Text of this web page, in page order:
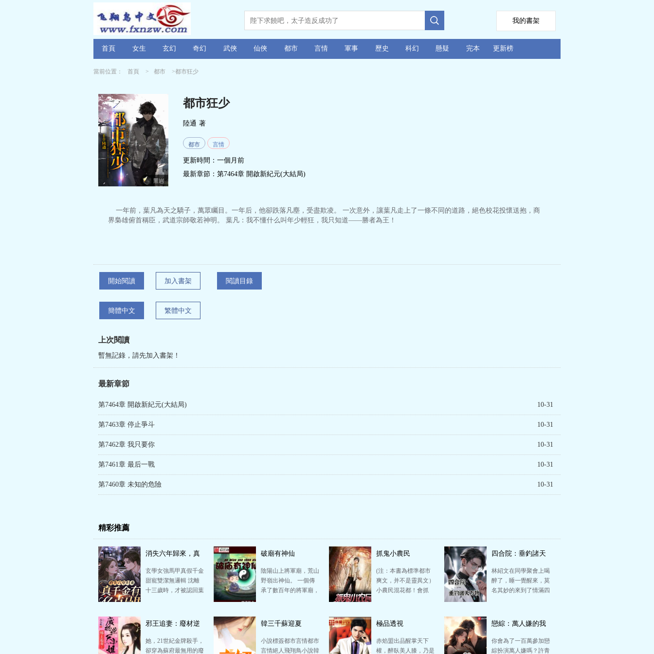
我的書架
首頁 女生 玄幻 奇幻 武俠 仙俠 都市 言情 軍事 歷史 科幻 懸疑 完本 更新榜
當前位置： 首頁 > 都市 >都市狂少
都市狂少
陸通 著
都市 言情
更新時間：一個月前
最新章節： 第7464章 開啟新紀元(大結局)
一年前，葉凡為天之驕子，萬眾矚目。一年后，他卻跌落凡塵，受盡欺凌。 一次意外，讓葉凡走上了一條不同的道路，絕色校花投懷送抱，商
界梟雄俯首稱臣，武道宗師敬若神明。 葉凡：我不懂什么叫年少輕狂，我只知道——勝者為王！
開始閱讀 加入書架 閱讀目錄
簡體中文 繁體中文
上次閱讀
暫無記錄，請先加入書架！
最新章節
第7464章 開啟新紀元(大結局) 10-31
第7463章 停止爭斗 10-31
第7462章 我只要你 10-31
第7461章 最后一戰 10-31
第7460章 未知的危險 10-31
精彩推薦
消失六年歸來，真
千金有億點馬甲
玄學女強馬甲真假千金
甜寵雙潔無邏輯 沈離
十三歲時，才被認回葉
破廟有神仙
陰陽山上將軍廟，荒山
野嶺出神仙。 一個傳
承了數百年的將軍廟，
抓鬼小農民
(注：本書為標準都市
爽文，并不是靈異文）
小農民混花都！會抓
四合院：垂釣諸天
萬物
林紹文在同學聚會上喝
醉了，睡一覺醒來，莫
名其妙的來到了情滿四
業…
邪王追妻：廢材逆
天小姐
她，21世紀金牌殺手，
卻穿為蘇府最無用的廢
韓三千蘇迎夏
小說標簽都市言情都市
言情絕人飛翔鳥小說韓
極品透視
赤焰盟出品醒掌天下
權，醉臥美人膝，乃是
戀綜：萬人嫌的我
爆紅了
你會為了一百萬參加戀
綜扮演萬人嫌嗎？許青